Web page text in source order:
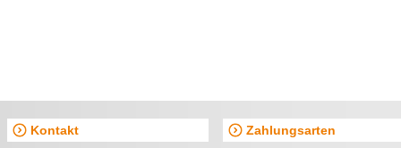
Kontakt Zahlungsarten